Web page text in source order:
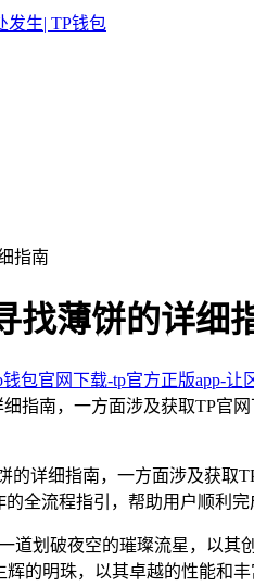
指南
找薄饼的详细
包官网下载-tp官方正版app-让
指南，一方面涉及获取TP官
详细指南，一方面涉及获
全流程指引，帮助用户顺利
道划破夜空的璀璨流星，以
的明珠，以其卓越的性能和